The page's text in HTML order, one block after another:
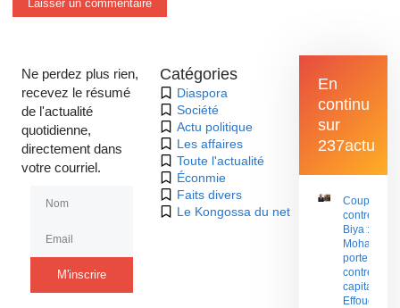
Ne perdez plus rien,
recevez le résumé
de l'actualité
quotidienne,
directement dans
votre courriel.
M'inscrire
Catégories
Diaspora
Société
Actu politique
Les affaires
Toute l'actualité
Éconmie
Faits divers
Le Kongossa du net
En
continu
sur
237actu
Coup d’État
contre Paul
Biya : Sani
porte
contre le
capitaine
Effoudou